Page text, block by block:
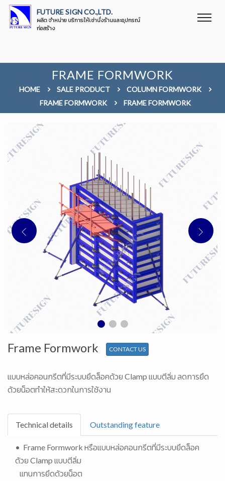
FUTURE SIGN CO.,LTD.
ผลิต จำหน่าย บริการให้เช่านั่งร้านและอุปกรณ์
ก่อสร้าง
FRAME FORMWORK
HOME SALE PRODUCT
COLUMN FORMWORK
FRAME FORMWORK
FRAME FORMWORK
Frame Formwork CONTACT US
แบบหล่อคอนกรีตที่มีระบบยึดล็อคด้วย Clamp แบบตีลิ่ม ลดการยึด
ด้วยน็อตทำให้สะดวกในการใช้งาน
Technical details Outstanding feature
• Frame Formwork หรือแบบหล่อคอนกรีตที่มีระบบยึดล็อค
ด้วย Clamp แบบตีลิ่ม
แทนการยึดด้วยน็อต